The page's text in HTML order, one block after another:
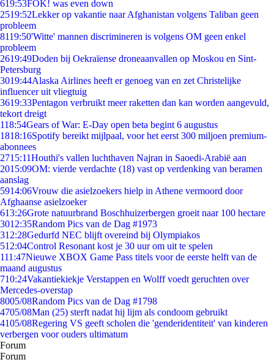
619:53FOK! was even down
2519:52Lekker op vakantie naar Afghanistan volgens Taliban geen
probleem
8119:50'Witte' mannen discrimineren is volgens OM geen enkel
probleem
2619:49Doden bij Oekraïense droneaanvallen op Moskou en Sint-
Petersburg
3019:44Alaska Airlines heeft er genoeg van en zet Christelijke
influencer uit vliegtuig
3619:33Pentagon verbruikt meer raketten dan kan worden aangevuld,
tekort dreigt
118:54Gears of War: E-Day open beta begint 6 augustus
1818:16Spotify bereikt mijlpaal, voor het eerst 300 miljoen premium-
abonnees
2715:11Houthi's vallen luchthaven Najran in Saoedi-Arabië aan
2015:09OM: vierde verdachte (18) vast op verdenking van beramen
aanslag
5914:06Vrouw die asielzoekers hielp in Athene vermoord door
Afghaanse asielzoeker
613:26Grote natuurbrand Boschhuizerbergen groeit naar 100 hectare
3012:35Random Pics van de Dag #1973
312:28Gedurfd NEC blijft overeind bij Olympiakos
512:04Control Resonant kost je 30 uur om uit te spelen
111:47Nieuwe XBOX Game Pass titels voor de eerste helft van de
maand augustus
710:24Vakantiekiekje Verstappen en Wolff voedt geruchten over
Mercedes-overstap
8005/08Random Pics van de Dag #1798
4705/08Man (25) sterft nadat hij lijm als condoom gebruikt
4105/08Regering VS geeft scholen die 'genderidentiteit' van kinderen
verbergen voor ouders ultimatum
Forum
Forum